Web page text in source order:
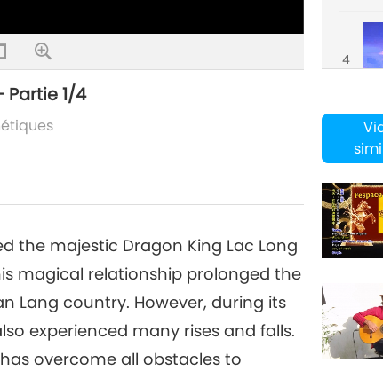
Partie 1/4
the majestic Dragon King Lac Long
magical relationship prolonged the
Lang country. However, during its
experienced many rises and falls.
overcome all obstacles to
4